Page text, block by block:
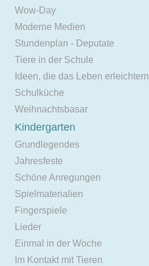
Wow-Day
Moderne Medien
Stundenplan - Deputate
Tiere in der Schule
Ideen, die das Leben erleichtern
Schulküche
Weihnachtsbasar
Kindergarten
Grundlegendes
Jahresfeste
Schöne Anregungen
Spielmaterialien
Fingerspiele
Lieder
Einmal in der Woche
Im Kontakt mit Tieren